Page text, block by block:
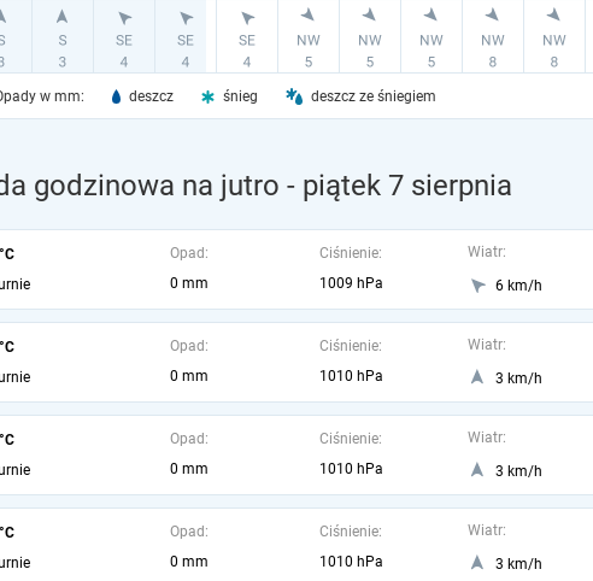
w mm: deszcz śnieg deszcz ze śniegiem
godzinowa na jutro - piątek 7 sierpnia
Opad:
0 mm
Ciśnienie:
1009 hPa
Wiatr:
6 km/h
Opad:
0 mm
Ciśnienie:
1010 hPa
Wiatr:
3 km/h
Opad:
0 mm
Ciśnienie:
1010 hPa
Wiatr:
3 km/h
Opad:
0 mm
Ciśnienie:
1010 hPa
Wiatr:
3 km/h